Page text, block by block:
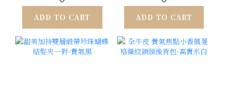
ADD TO CART ADD TO CART